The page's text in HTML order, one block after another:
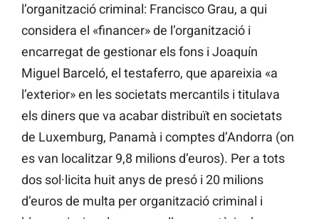
l’organització criminal: Francisco Grau, a qui
considera el «financer» de l’organització i
encarregat de gestionar els fons i Joaquín
Miguel Barceló, el testaferro, que apareixia «a
l’exterior» en les societats mercantils i titulava
els diners que va acabar distribuït en societats
de Luxemburg, Panamà i comptes d’Andorra (on
es van localitzar 9,8 milions d’euros). Per a tots
dos sol·licita huit anys de presó i 20 milions
d’euros de multa per organització criminal i